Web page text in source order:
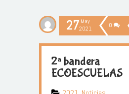
27 May
2021
0
2ª bandera
ECOESCUELAS